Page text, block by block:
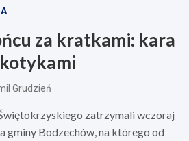
za kratkami: kara
Grudzień
zatrzymali wczoraj
gminy Bodzechów, na którego od